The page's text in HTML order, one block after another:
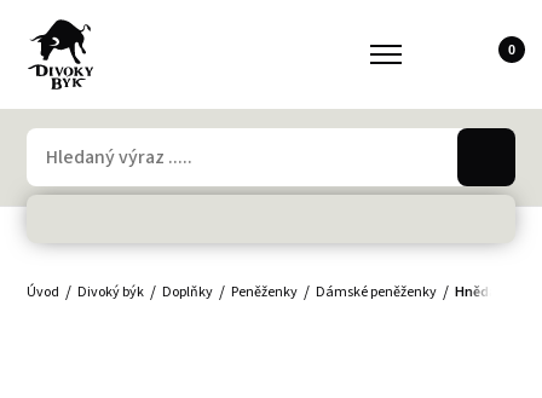
0
Úvod Divoký býk Doplňky Peněženky Dámské peněženky Hnědá